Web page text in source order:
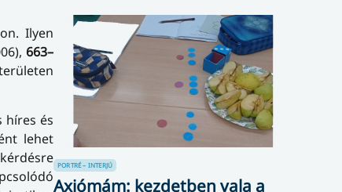
Ilyen
663–
híres és
lehet
PORTRÉ – INTERJÚ
Axiómám: kezdetben vala a